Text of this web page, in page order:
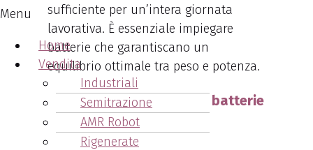
Menu
Home
Vendita
Industriali
Semitrazione
AMR Robot
Rigenerate
sufficiente per un’intera giornata
lavorativa. È essenziale impiegare
batterie che garantiscano un
equilibrio ottimale tra peso e potenza.
Vantaggi dell'acquisto di batterie
Cesab Faetano